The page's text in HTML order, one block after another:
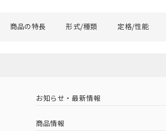
商品の特長 形式/種類 定格/性能
お知らせ・最新情報
商品情報